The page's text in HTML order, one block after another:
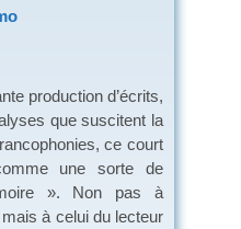
production d’écrits,
que suscitent la
ce court
une sorte de
». Non pas à
à celui du lecteur